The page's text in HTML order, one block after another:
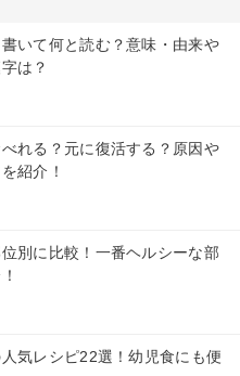
いて何と読む？意味・由来や
は？
れる？元に復活する？原因や
紹介！
別に比較！一番ヘルシーな部
気レシピ22選！幼児食にも便